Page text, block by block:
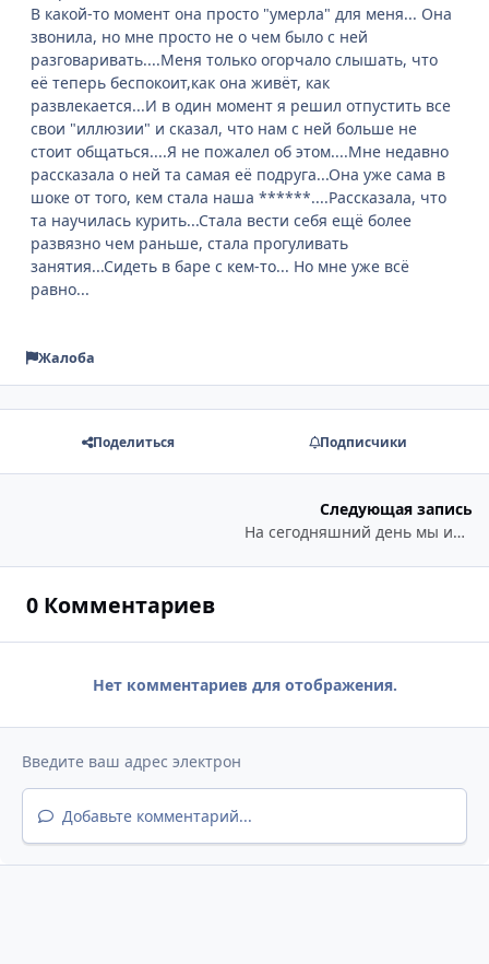
В какой-то момент она просто "умерла" для меня... Она
звонила, но мне просто не о чем было с ней
разговаривать....Меня только огорчало слышать, что
её теперь беспокоит,как она живёт, как
развлекается...И в один момент я решил отпустить все
свои "иллюзии" и сказал, что нам с ней больше не
стоит общаться....Я не пожалел об этом....Мне недавно
рассказала о ней та самая её подруга...Она уже сама в
шоке от того, кем стала наша ******....Рассказала, что
та научилась курить...Стала вести себя ещё более
развязно чем раньше, стала прогуливать
занятия...Сидеть в баре с кем-то... Но мне уже всё
равно...
Жалоба
Поделиться Подписчики
Следующая запись
На сегодняшний день мы имеем вот что: ..
0 Комментариев
Нет комментариев для отображения.
Добавьте комментарий...